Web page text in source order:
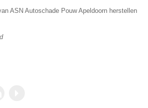
ASN Autoschade Pouw Apeldoorn herstellen